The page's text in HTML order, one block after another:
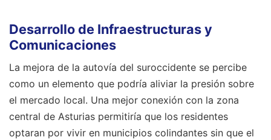
Desarrollo de Infraestructuras y
Comunicaciones
La mejora de la autovía del suroccidente se percibe
como un elemento que podría aliviar la presión sobre
el mercado local. Una mejor conexión con la zona
central de Asturias permitiría que los residentes
optaran por vivir en municipios colindantes sin que el